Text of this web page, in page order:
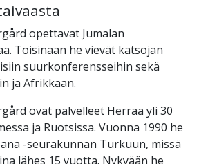
opettavat Jumalan
Toisinaan he vievät katsojan
suurkonferensseihin sekä
ja Afrikkaan.
ovat palvelleet Herraa yli 30
ja Ruotsissa. Vuonna 1990 he
-seurakunnan Turkuun, missä
lähes 15 vuotta. Nykyään he